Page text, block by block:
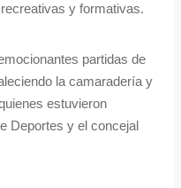
y formativas.
partidas de
la camaradería y
estuvieron
Deportes y el concejal